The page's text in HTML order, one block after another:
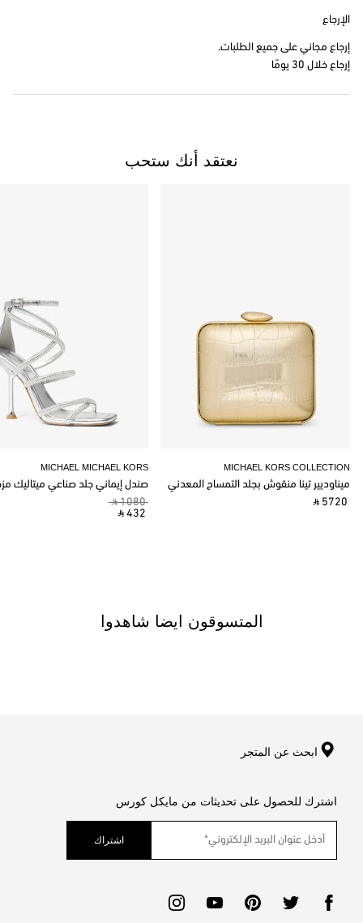
الإرجاع
إرجاع مجاني على جميع الطلبات.
إرجاع خلال 30 يومًا
نعتقد أنك ستحب
MICHAEL MICHAEL KORS
صندل إيماني جلد صناعي ميتاليك
‎ ⃁ 1080 ‎
‎ ⃁ 432 ‎
MICHAEL KORS COLLECTION
ميناوديير تينا منقوش بجلد التمساح المعدني
‎ ⃁ 5720 ‎
المتسوقون ايضا شاهدوا
ابحث عن المتجر
اشترك للحصول على تحديثات من مايكل كورس
اشتراك